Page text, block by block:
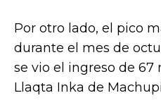
Por otro lado, el pico
durante el mes de
se vio el ingreso de 67
Llaqta Inka de